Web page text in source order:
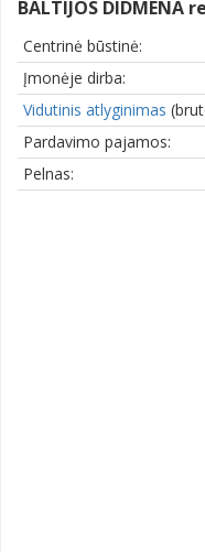
BALTIJOS DIDMENA
Centrinė būstinė:
Įmonėje dirba:
Vidutinis atlyginimas
Pardavimo pajamos:
Pelnas: